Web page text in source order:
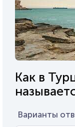
Как в
Варианты